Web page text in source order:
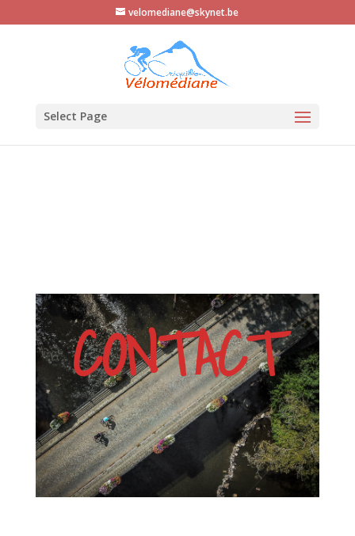
velomediane@skynet.be
Select Page
CONTACT